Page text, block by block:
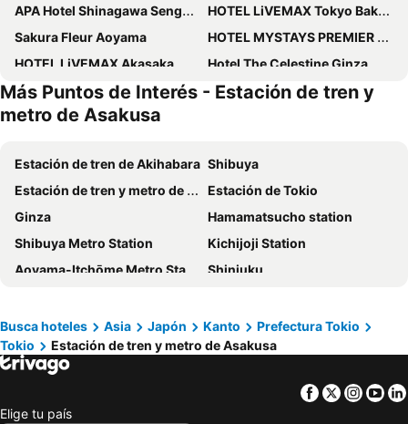
APA Hotel Shinagawa Sengakuji Ekimae
HOTEL LiVEMAX Tokyo Bakurocho
Sakura Fleur Aoyama
HOTEL MYSTAYS PREMIER Omori
HOTEL LiVEMAX Akasaka
Hotel The Celestine Ginza
Cerulean Tower Tokyu Hotel
Hotel Siena
Tokyo Dome Hotel
Toshi Center Hotel
Hotel Metropolitan Edmont Tokyo
APA Hotel Yamanote Otsuka Ekimae Tower
JR-East Hotel Mets Shibuya
APA Hotel Asakusa Ekimae
the b asakusa
Shibuya Tobu Hotel
Mitsui Garden Hotel Ueno - Tokyo
Hotel New Star Ikebukuro
Mustard Hotel Asakusa 1
Oak Hotel Edo
Shinjuku Prince Hotel
HOTEL AMANEK Asakusa Ekimae
Henn na Hotel Tokyo Haneda
Hotel Resol Stay Akihabara
HOTEL LiVEMAX Asakusabashi-Ekimae
ホテルピュリッツァー自由が丘
Más Puntos de Interés - Estación de tren y
metro de Asakusa
Estación de tren de Akihabara Shibuya
Estación de tren y metro de Asakusa
Estación de Tokio
Ginza
Hamamatsucho station
Shibuya Metro Station
Kichijoji Station
Aoyama-Itchōme Metro Station
Shinjuku
Akasaka Metro Station
Estación de tren de Ueno
Kamiyachō Metro Station
Estación de tren de Shinjuku
Tokyo Disney Resort
Pacifico Yokohama
Busca hoteles Asia Japón Kanto
Prefectura Tokio
Tokio
Estación de tren y metro de Asakusa
Facebook
Twitter
Elige tu país